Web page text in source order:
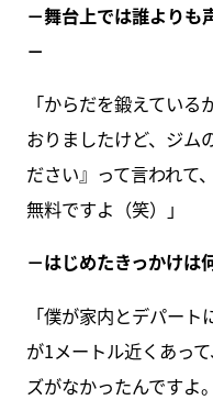
－舞台上では誰よりも
－
「からだを鍛えてい
おりましたけど、ジム
ださい』って言われて
無料ですよ（笑）」
－はじめたきっかけは
「僕が家内とデパー
が1メートル近くあっ
ズがなかったんですよ